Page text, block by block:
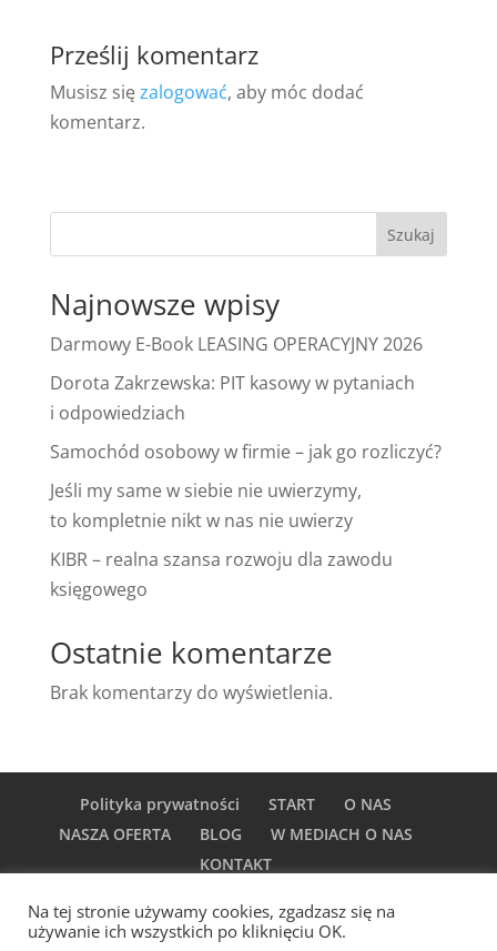
Prześlij komentarz
Musisz sięzalogować, aby móc dodać
komentarz.
Szukaj
Najnowsze wpisy
Darmowy E-Book LEASING OPERACYJNY 2026
Dorota Zakrzewska: PIT kasowy w pytaniach
i odpowiedziach
Samochód osobowy w firmie – jak go rozliczyć?
Jeśli my same w siebie nie uwierzymy,
to kompletnie nikt w nas nie uwierzy
KIBR – realna szansa rozwoju dla zawodu
księgowego
Ostatnie komentarze
Brak komentarzy do wyświetlenia.
Polityka prywatności START
O NAS
NASZA OFERTA
BLOG
W MEDIACH O NAS
KONTAKT
© Certyfikowane Biuro Księgowe Family Company
Na tej stronie używamy cookies, zgadzasz się na
używanie ich wszystkich po kliknięciu OK.